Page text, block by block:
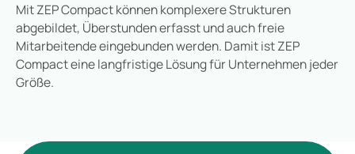
Mit ZEP Compact können komplexere Strukturen
abgebildet, Überstunden erfasst und auch freie
Mitarbeitende eingebunden werden. Damit ist ZEP
Compact eine langfristige Lösung für Unternehmen jeder
Größe.